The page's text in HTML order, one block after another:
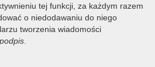
tej funkcji, za każdym razem
o niedodawaniu do niego
tworzenia wiadomości
.